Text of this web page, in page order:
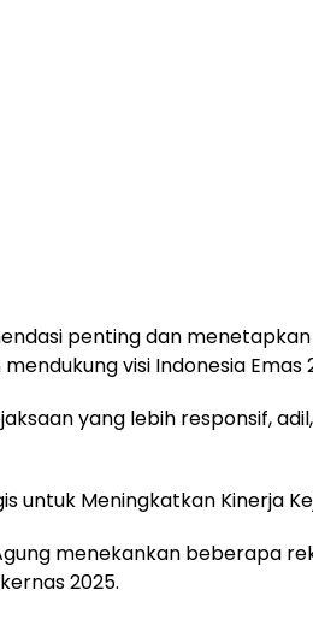
penting dan
visi Indonesia Emas
yang lebih responsif,
untuk Meningkatkan Kinerja
menekankan beberapa
2025.